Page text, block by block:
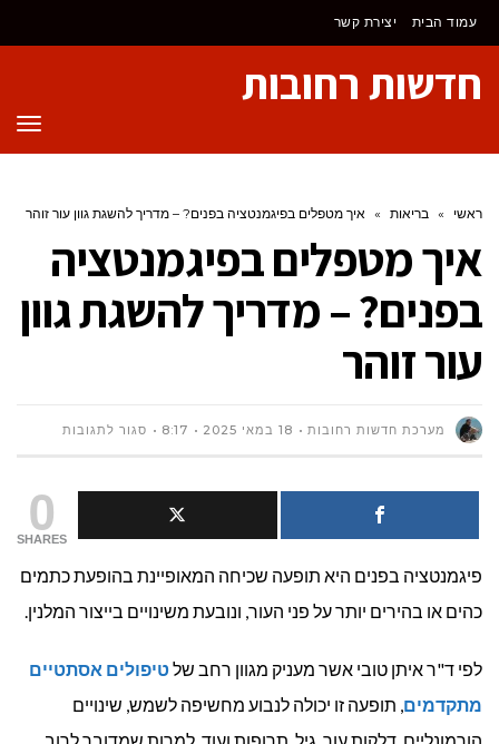
לתוכן
עמוד הבית יצירת קשר
חדשות רחובות
ראשי » בריאות » איך מטפלים בפיגמנטציה בפנים? – מדריך להשגת גוון עור זוהר
איך מטפלים בפיגמנטציה
בפנים? – מדריך להשגת גוון
עור זוהר
מערכת חדשות רחובות 18 במאי 2025 8:17 סגור לתגובותעל
מטפלים
בפנים?
–
0
SHARES
פיגמנטציה בפנים היא תופעה שכיחה המאופיינת בהופעת כתמים
כהים או בהירים יותר על פני העור, ונובעת משינויים בייצור המלנין.
לפי ד"ר איתן טובי אשר מעניק מגוון רחב שלטיפולים אסתטיים
מתקדמים, תופעה זו יכולה לנבוע מחשיפה לשמש, שינויים